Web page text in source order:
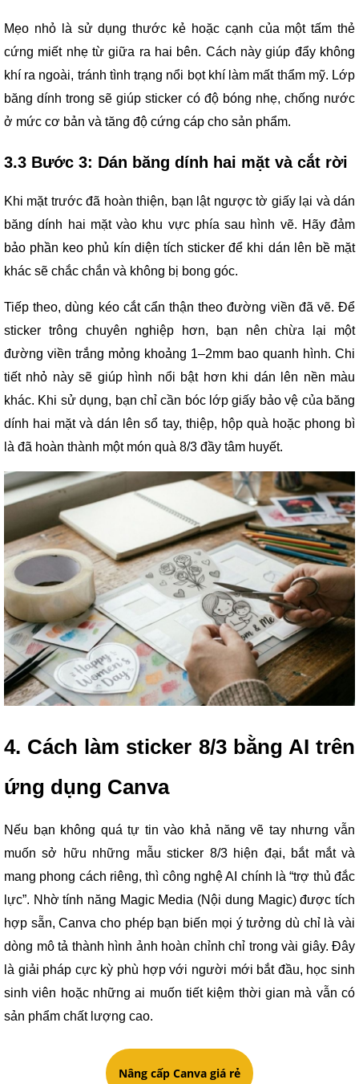
Mẹo nhỏ là sử dụng thước kẻ hoặc cạnh của một tấm thẻ
cứng miết nhẹ từ giữa ra hai bên. Cách này giúp đẩy không
khí ra ngoài, tránh tình trạng nổi bọt khí làm mất thẩm mỹ. Lớp
băng dính trong sẽ giúp sticker có độ bóng nhẹ, chống nước
ở mức cơ bản và tăng độ cứng cáp cho sản phẩm.
3.3 Bước 3: Dán băng dính hai mặt và cắt rời
Khi mặt trước đã hoàn thiện, bạn lật ngược tờ giấy lại và dán
băng dính hai mặt vào khu vực phía sau hình vẽ. Hãy đảm
bảo phần keo phủ kín diện tích sticker để khi dán lên bề mặt
khác sẽ chắc chắn và không bị bong góc.
Tiếp theo, dùng kéo cắt cẩn thận theo đường viền đã vẽ. Để
sticker trông chuyên nghiệp hơn, bạn nên chừa lại một
đường viền trắng mỏng khoảng 1–2mm bao quanh hình. Chi
tiết nhỏ này sẽ giúp hình nổi bật hơn khi dán lên nền màu
khác. Khi sử dụng, bạn chỉ cần bóc lớp giấy bảo vệ của băng
dính hai mặt và dán lên sổ tay, thiệp, hộp quà hoặc phong bì
là đã hoàn thành một món quà 8/3 đầy tâm huyết.
4. Cách làm sticker 8/3 bằng AI trên
ứng dụng Canva
Nếu bạn không quá tự tin vào khả năng vẽ tay nhưng vẫn
muốn sở hữu những mẫu sticker 8/3 hiện đại, bắt mắt và
mang phong cách riêng, thì công nghệ AI chính là “trợ thủ đắc
lực”. Nhờ tính năng Magic Media (Nội dung Magic) được tích
hợp sẵn, Canva cho phép bạn biến mọi ý tưởng dù chỉ là vài
dòng mô tả thành hình ảnh hoàn chỉnh chỉ trong vài giây. Đây
là giải pháp cực kỳ phù hợp với người mới bắt đầu, học sinh
sinh viên hoặc những ai muốn tiết kiệm thời gian mà vẫn có
sản phẩm chất lượng cao.
Nâng cấp Canva giá rẻ